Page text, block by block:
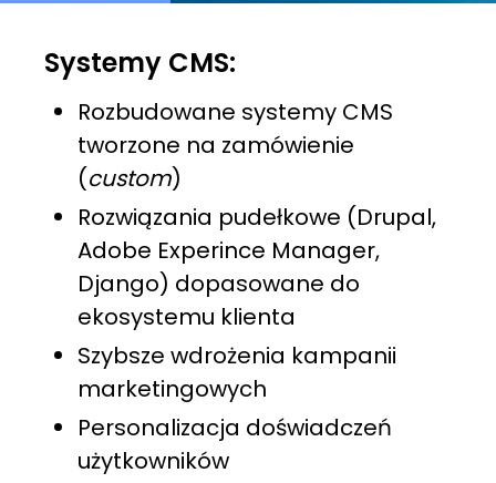
Systemy CMS:
Rozbudowane systemy CMS
tworzone na zamówienie
(custom)
Rozwiązania pudełkowe (Drupal,
Adobe Experince Manager,
Django) dopasowane do
ekosystemu klienta
Szybsze wdrożenia kampanii
marketingowych
Personalizacja doświadczeń
użytkowników